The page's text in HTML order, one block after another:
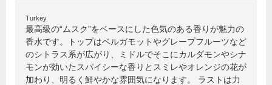
Turkey
最高級の“ムスク”をベースにした色気のある香りが魅力の
香水です。トップはベルガモットやグレープフルーツなど
のシトラス系が広がり、ミドルでそこにカルダモンやシナ
モンが効いたスパイシーな香りとスミレやオレンジの花が
加わり、明るく鮮やかな雰囲気になります。 ラストは力